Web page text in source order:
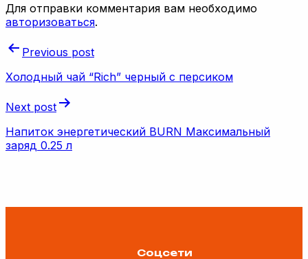
Для отправки комментария вам необходимо
авторизоваться.
Previous post
Холодный чай “Rich” черный с персиком
Next post
Напиток энергетический BURN Максимальный
заряд 0.25 л
Соцсети